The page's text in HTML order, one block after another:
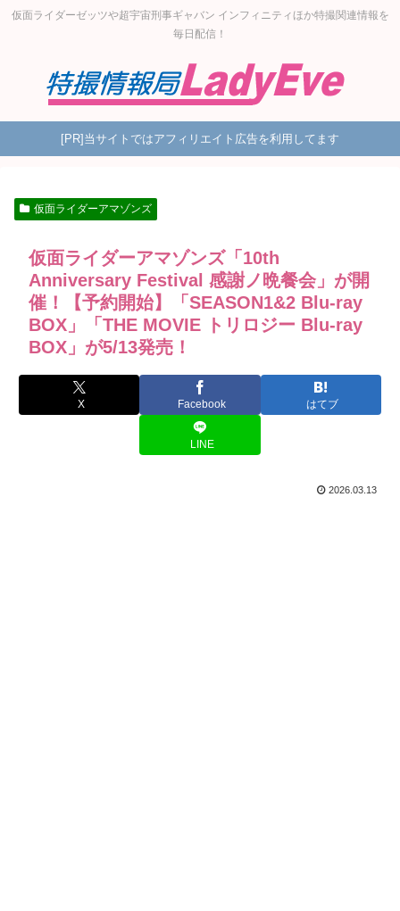
仮面ライダーゼッツや超宇宙刑事ギャバン インフィニティほか特撮関連情報を
毎日配信！
[PR]当サイトではアフィリエイト広告を利用してます
仮面ライダーアマゾンズ
仮面ライダーアマゾンズ「10th
Anniversary Festival 感謝ノ晩餐会」が開
催！【予約開始】「SEASON1&2 Blu-ray
BOX」「THE MOVIE トリロジー Blu-ray
BOX」が5/13発売！
X Facebook はてブ
LINE
2026.03.13